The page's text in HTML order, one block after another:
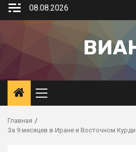
08.08.2026
Главная
За 9 месяцев в Иране и Восточном